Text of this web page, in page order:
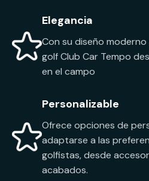
Elegancia
Con su diseño
golf Club Car Tempo
en el campo
Personalizable
Ofrece opciones de
adaptarse a las
golfistas, desde
acabados.